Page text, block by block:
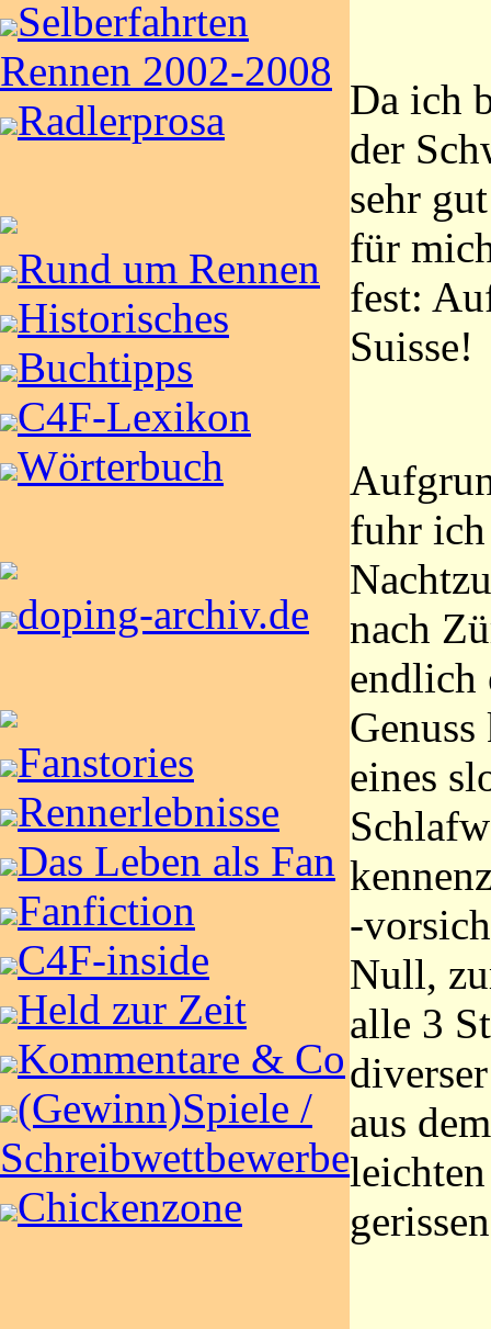
Selberfahrten
Rennen 2002-2008
Radlerprosa
Rund um Rennen
Historisches
Buchtipps
C4F-Lexikon
Wörterbuch
doping-archiv.de
Fanstories
Rennerlebnisse
Das Leben als Fan
Fanfiction
C4F-inside
Held zur Zeit
Kommentare & Co
(Gewinn)Spiele /
Schreibwettbewerbe
Chickenzone
Da ich
der
sehr
für
fest:
Suisse!
fuhr
nach
endlich
eines
-
Null,
alle 3
aus